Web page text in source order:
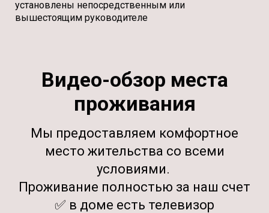
установлены непосредственным или
вышестоящим руководителе
Видео-обзор места
проживания
Мы предоставляем комфортное
место жительства со всеми
условиями.
Проживание полностью за наш счет
✅ в доме есть телевизор